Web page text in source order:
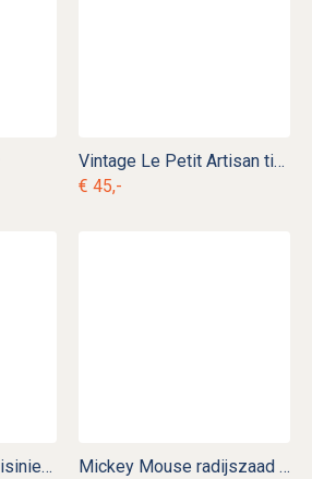
Vintage Le Petit Artisan timmerman speelgoed
€ 45,-
Mon bijou la vraie cuisiniere electrique s. d 4
Mickey Mouse radijszaad s. d 14